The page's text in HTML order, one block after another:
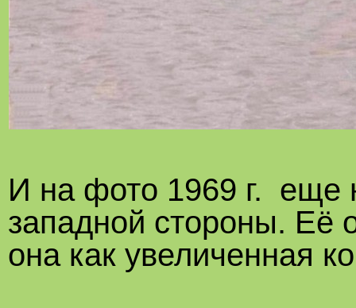
И на фото 1969 г. еще
западной стороны. Её
она как увеличенная